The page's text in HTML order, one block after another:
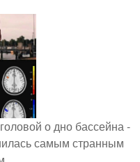
о дно бассейна -
самым странным